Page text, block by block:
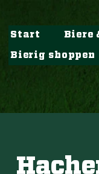
Start Biere
Bierig shoppen